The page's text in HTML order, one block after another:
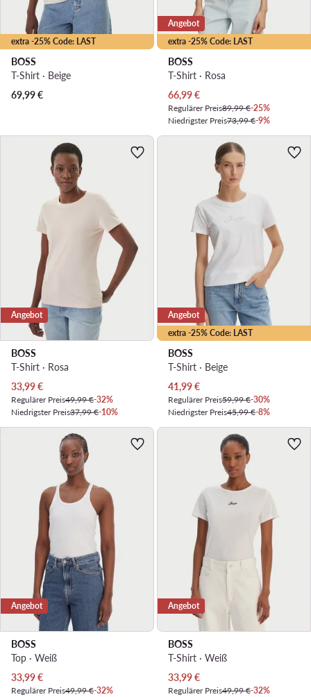
extra -25% Code: LAST
BOSS
T-Shirt · Beige
69,99€
extra -25% Code: LAST
Angebot
BOSS
T-Shirt · Rosa
Aktueller Preis
66,99€
Regulärer Preis89,99 €-25%
Niedrigster Preis73,99 €-9%
Angebot
BOSS
T-Shirt · Rosa
Aktueller Preis
33,99€
Regulärer Preis49,99 €-32%
Niedrigster Preis37,99 €-10%
extra -25% Code: LAST
Angebot
BOSS
T-Shirt · Beige
Aktueller Preis
41,99€
Regulärer Preis59,99 €-30%
Niedrigster Preis45,99 €-8%
Angebot
BOSS
Top · Weiß
Aktueller Preis
33,99€
Regulärer Preis49,99 €-32%
Angebot
BOSS
T-Shirt · Weiß
Aktueller Preis
33,99€
Regulärer Preis49,99 €-32%